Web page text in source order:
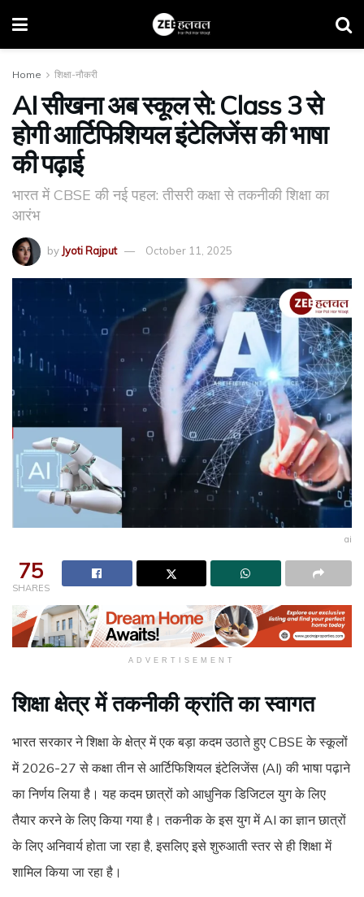
Home शिक्षा-नौकरी
AI सीखना अब स्कूल से: Class 3 से
होगी आर्टिफिशियल इंटेलिजेंस की भाषा
की पढ़ाई
भारत में CBSE की नई पहल: तीसरी कक्षा से तकनीकी शिक्षा का
आरंभ
by Jyoti Rajput October 11, 2025
ai
75
SHARES
ADVERTISEMENT
शिक्षा क्षेत्र में तकनीकी क्रांति का स्वागत
भारत सरकार ने शिक्षा के क्षेत्र में एक बड़ा कदम उठाते हुए CBSE के स्कूलों
में 2026-27 से कक्षा तीन से आर्टिफिशियल इंटेलिजेंस (AI) की भाषा पढ़ाने
का निर्णय लिया है। यह कदम छात्रों को आधुनिक डिजिटल युग के लिए
तैयार करने के लिए किया गया है। तकनीक के इस युग में AI का ज्ञान छात्रों
के लिए अनिवार्य होता जा रहा है, इसलिए इसे शुरुआती स्तर से ही शिक्षा में
शामिल किया जा रहा है।